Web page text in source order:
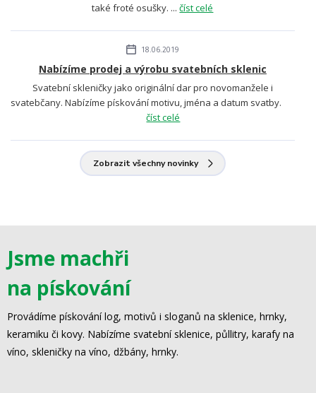
také froté osušky. ...číst celé
18.06.2019
Nabízíme prodej a výrobu svatebních sklenic
Svatební skleničky jako originální dar pro novomanžele i
svatebčany. Nabízíme pískování motivu, jména a datum svatby.
číst celé
Zobrazit všechny novinky
Jsme machři
na pískování
Provádíme pískování log, motivů i sloganů na sklenice, hrnky,
keramiku či kovy. Nabízíme svatební sklenice, půllitry, karafy na
víno, skleničky na víno, džbány, hrnky.